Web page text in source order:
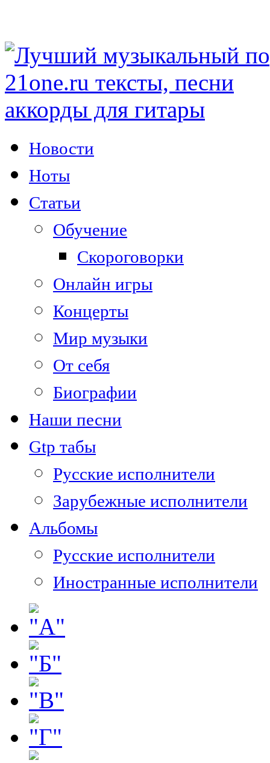
Новости
Ноты
Статьи
Обучение
Скороговорки
Онлайн игры
Концерты
Мир музыки
От себя
Биографии
Наши песни
Gtp табы
Русские исполнители
Зарубежные исполнители
Альбомы
Русские исполнители
Иностранные исполнители